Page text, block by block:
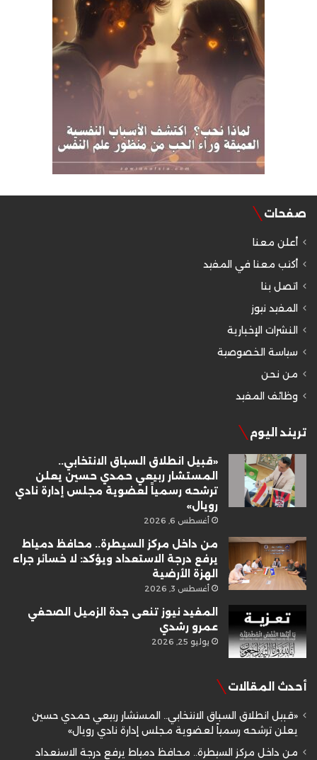
صفحات
أعلن معنا
أكتب معنا في المفيد
اتصل بنا
المفيد نيوز
النشرات الإخبارية
سياسة الخصوصية
من نحن
وظائف المفيد
تريند اليوم
«قبيل انطلاق السباق الانتخابي..
المستشار ربيعي حمدي حسين يعلن
ترشحه رسمياً لعضوية مجلس إدارة نادي
رويال»
أغسطس 6, 2026
من داخل مركز السيطرة.. محافظ دمياط
يرفع درجة الاستعداد ويؤكد: لا خسائر جراء
الهزة الأرضية
أغسطس 3, 2026
المفيد نيوز تنعى جدة الزميل الصحفي
عمرو رشدي
يوليو 25, 2026
أحدث المقالات
«قبيل انطلاق السباق الانتخابي.. المستشار ربيعي حمدي حسين
يعلن ترشحه رسمياً لعضوية مجلس إدارة نادي رويال»
من داخل مركز السيطرة.. محافظ دمياط يرفع درجة الاستعداد